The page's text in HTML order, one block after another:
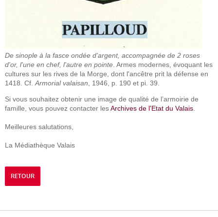
De sinople à la fasce ondée d'argent, accompagnée de 2 roses
d'or, l'une en chef, l'autre en pointe . Armes modernes, évoquant les
cultures sur les rives de la Morge, dont l'ancêtre prit la défense en
1418. Cf. Armorial valaisan , 1946, p. 190 et pi. 39.
Si vous souhaitez obtenir une image de qualité de l’armoirie de
famille, vous pouvez contacter lesArchives de l'Etat du Valais
Meilleures salutations,
La Médiathèque Valais
RETOUR